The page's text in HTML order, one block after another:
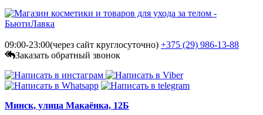
09:00-23:00(через сайт круглосуточно) +375 (29) 986-13-88
Заказать обратный звонок
Минск, улица Макаёнка, 12Б